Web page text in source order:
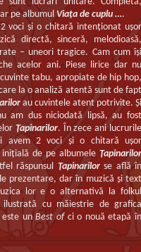
pe albumul Viaţa de cuplu ….
voci şi o chitară intenţionat uşor
directă, sinceră, melodioasă,
– uneori tragice. Cam cum îşi
acelor ani. Piese lirice dar nu
tabu, apropiate de hip hop,
la o analiză atentă sunt de fapt
au cuvintele atent potrivite. Şi
am dus niciodată lipsă, au fost
Ţapinarilor. În zece ani
avem 2 voci şi o chitară uşor
de pe albumele Ţapinarilor
răspunsul Ţapinarilorse află
prezentare, dar în muzică şi text
lor e o alternativă la
cu măiestrie de grafica
unBest ofci o nouă etapă în